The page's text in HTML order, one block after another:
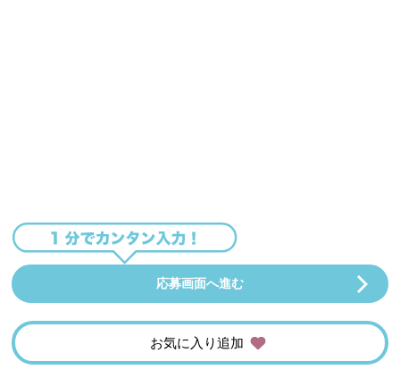
応募画面へ進む
お気に入り追加